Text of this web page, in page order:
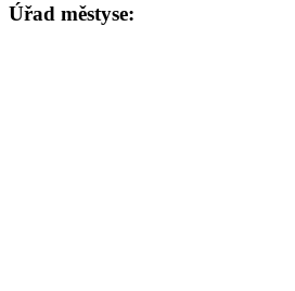
Úřad městyse: